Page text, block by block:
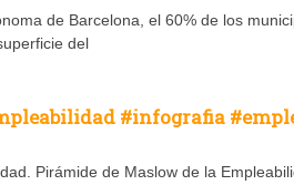
de Barcelona, el 60% de los
del
#infografia
Pirámide de Maslow de la